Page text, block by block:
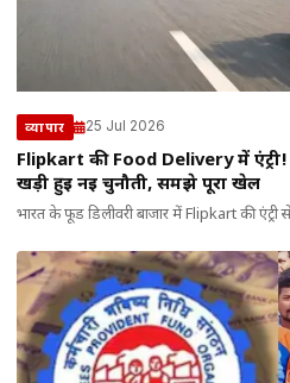
व्यापार 25 Jul 2026
Flipkart की Food Delivery में
खड़ी हुई नई चुनौती, समझे पूरा खेल
भारत के फूड डिलीवरी बाजार में Flipkart की